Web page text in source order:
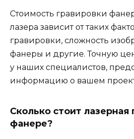
Стоимость гравировки
лазера зависит от таких
гравировки, сложность
фанеры и другие. Точную
у наших специалистов,
информацию о вашем
Сколько стоит лазерная
фанере?